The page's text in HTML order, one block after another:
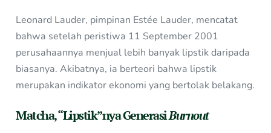
Leonard Lauder, pimpinan Estée Lauder, mencatat
bahwa setelah peristiwa 11 September 2001
perusahaannya menjual lebih banyak lipstik daripada
biasanya. Akibatnya, ia berteori bahwa lipstik
merupakan indikator ekonomi yang bertolak belakang.
Matcha, “Lipstik”nya GenerasiBurnout